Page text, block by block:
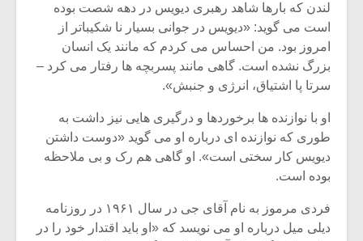
لندن که بارها شاهد رهبری دیویس در دهه شصت بوده
است می گوید: «دیویس در جوانی بسیار نا شکیباتر از
امروز بود. من احساس می کردم که مانند یک انسان
بزرگ نشده است. گاهی مانند پسربچه ها رفتار می کرد –
سرتا پا اشتیاق، انرژی و جنبش».
او با نوازنده ها برخوردها و درگیری هایی نیز داشت به
طوری که نوازنده ای درباره او می گوید «دوست داشتن
دیویس کار سختی است». او گاهی هم رک و بی ملاحظه
بوده است.
فردی مرموز به نام آقای جی در سال ۱۹۶۱ در روزنامه
دیلی میل درباره او می نویسد که «او باید اقتدار خود را در